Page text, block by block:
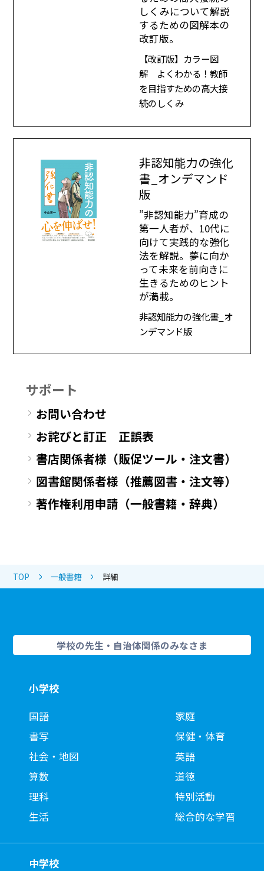
しくみについて解説
するための図解本の
改訂版。
【改訂版】カラー図
解 よくわかる！教師
を目指すための高大接
続のしくみ
非認知能力の強化
書_オンデマンド
版
”非認知能力”育成の
第一人者が、10代に
向けて実践的な強化
法を解説。夢に向か
って未来を前向きに
生きるためのヒント
が満載。
非認知能力の強化書_オ
ンデマンド版
サポート
お問い合わせ
お詫びと訂正 正誤表
書店関係者様（販促ツール・注文書）
図書館関係者様（推薦図書・注文等）
著作権利用申請（一般書籍・辞典）
TOP 一般書籍 詳細
学校の先生・自治体関係のみなさま
小学校
国語
書写
社会・地図
算数
理科
生活
家庭
保健・体育
英語
道徳
特別活動
総合的な学習
中学校